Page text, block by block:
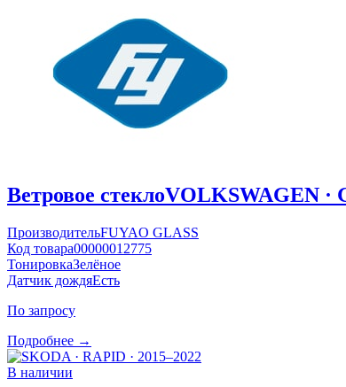
Ветровое стеклоVOLKSWAGEN ·
ПроизводительFUYAO GLASS
Код товара00000012775
ТонировкаЗелёное
Датчик дождяЕсть
По запросу
Подробнее →
В наличии